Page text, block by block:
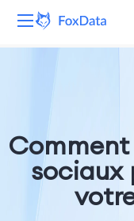
Solutions
Ressources
sociaux